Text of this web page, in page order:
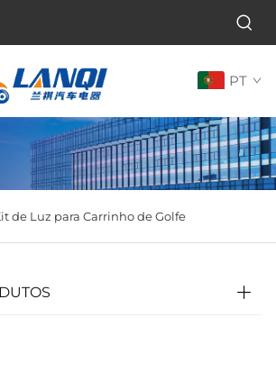
PT
de Luz para Carrinho de Golfe